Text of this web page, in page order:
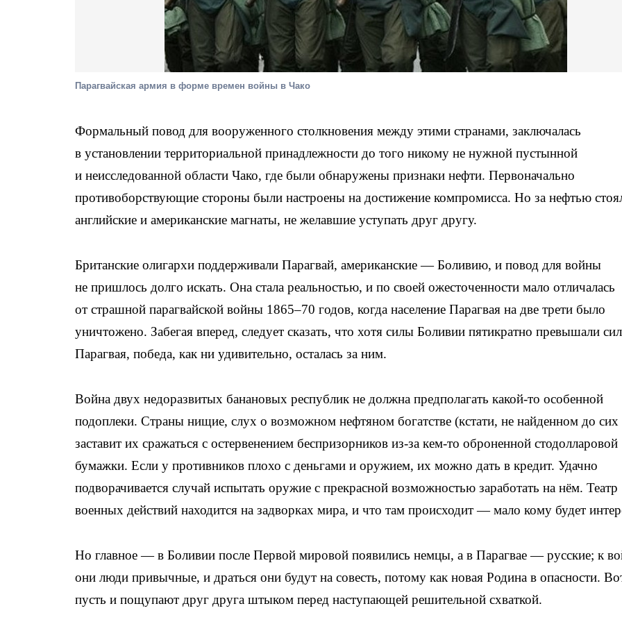
Парагвайская армия в форме времен войны в Чако
Формальный повод для вооруженного столкновения между этими странами, заключалась
в установлении территориальной принадлежности до того никому не нужной пустынной
и неисследованной области Чако, где были обнаружены признаки нефти. Первоначально
противоборствующие стороны были настроены на достижение компромисса. Но за нефтью
английские и американские магнаты, не желавшие уступать друг другу.
Британские олигархи поддерживали Парагвай, американские — Боливию, и повод для войны
не пришлось долго искать. Она стала реальностью, и по своей ожесточенности мало отличалась
от страшной парагвайской войны 1865–70 годов, когда население Парагвая на две трети было
уничтожено. Забегая вперед, следует сказать, что хотя силы Боливии пятикратно превышали
Парагвая, победа, как ни удивительно, осталась за ним.
Война двух недоразвитых банановых республик не должна предполагать какой-то особенной
подоплеки. Страны нищие, слух о возможном нефтяном богатстве (кстати, не найденном до
заставит их сражаться с остервенением беспризорников из-за кем-то оброненной стодолларовой
бумажки. Если у противников плохо с деньгами и оружием, их можно дать в кредит. Удачно
подворачивается случай испытать оружие с прекрасной возможностью заработать на нём. Театр
военных действий находится на задворках мира, и что там происходит — мало кому будет
Но главное — в Боливии после Первой мировой появились немцы, а в Парагвае — русские; к
они люди привычные, и драться они будут на совесть, потому как новая Родина в опасности.
пусть и пощупают друг друга штыком перед наступающей решительной схваткой.